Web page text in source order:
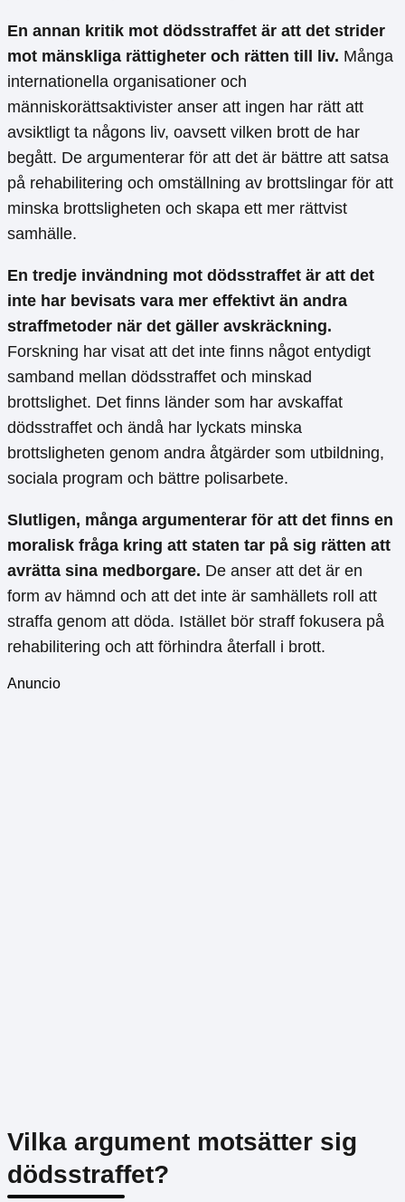
En annan kritik mot dödsstraffet är att det strider
mot mänskliga rättigheter och rätten till liv. Många
internationella organisationer och
människorättsaktivister anser att ingen har rätt att
avsiktligt ta någons liv, oavsett vilken brott de har
begått. De argumenterar för att det är bättre att satsa
på rehabilitering och omställning av brottslingar för att
minska brottsligheten och skapa ett mer rättvist
samhälle.
En tredje invändning mot dödsstraffet är att det
inte har bevisats vara mer effektivt än andra
straffmetoder när det gäller avskräckning.
Forskning har visat att det inte finns något entydigt
samband mellan dödsstraffet och minskad
brottslighet. Det finns länder som har avskaffat
dödsstraffet och ändå har lyckats minska
brottsligheten genom andra åtgärder som utbildning,
sociala program och bättre polisarbete.
Slutligen, många argumenterar för att det finns en
moralisk fråga kring att staten tar på sig rätten att
avrätta sina medborgare. De anser att det är en
form av hämnd och att det inte är samhällets roll att
straffa genom att döda. Istället bör straff fokusera på
rehabilitering och att förhindra återfall i brott.
Anuncio
Vilka argument motsätter sig
dödsstraffet?